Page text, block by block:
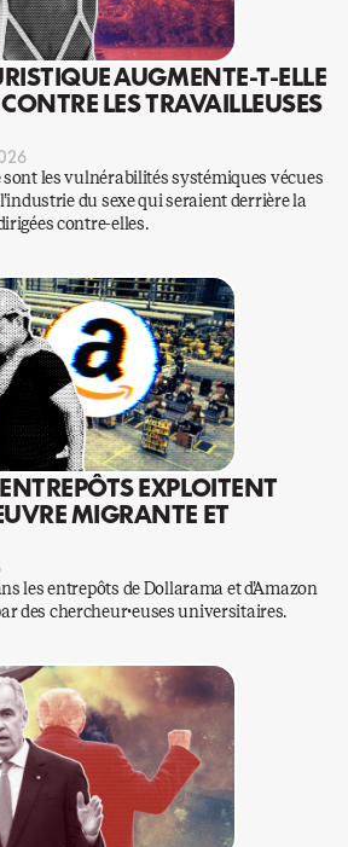
AUGMENTE-T-ELLE
LES TRAVAILLEUSES
sont les vulnérabilités systémiques vécues
du sexe qui seraient derrière la
contre-elles.
EXPLOITENT
MIGRANTE ET
les entrepôts de Dollarama et d’Amazon
des chercheur·euses universitaires.